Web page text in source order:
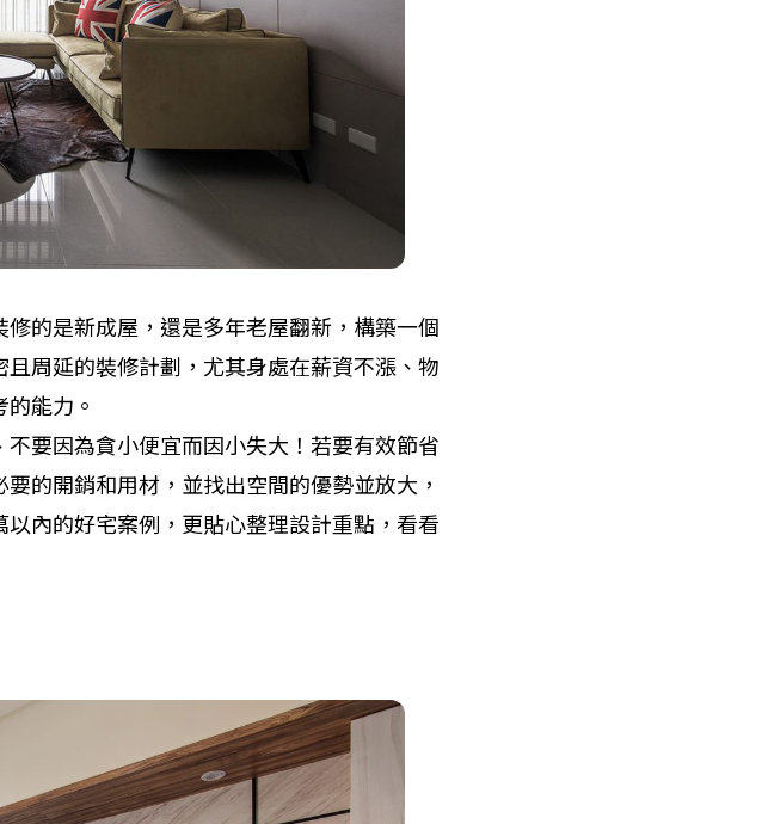
的是新成屋，還是多年老屋翻新，構築一個
周延的裝修計劃，尤其身處在薪資不漲、物
能力。
要因為貪小便宜而因小失大！若要有效節省
的開銷和用材，並找出空間的優勢並放大，
內的好宅案例，更貼心整理設計重點，看看